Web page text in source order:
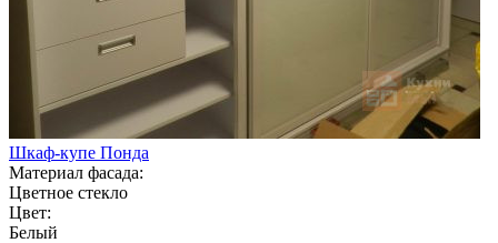
Шкаф-купе Понда
Материал фасада:
Цветное стекло
Цвет:
Белый